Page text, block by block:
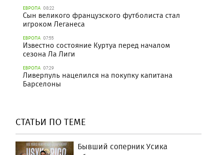
ЕВРОПА 08:22
Сын великого французского футболиста стал
игроком Леганеса
ЕВРОПА 07:55
Известно состояние Куртуа перед началом
сезона Ла Лиги
ЕВРОПА 07:29
Ливерпуль нацелился на покупку капитана
Барселоны
СТАТЬИ ПО ТЕМЕ
Бывший соперник Усика